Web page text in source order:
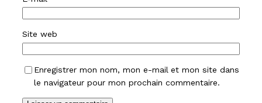
Site web
Enregistrer mon nom, mon e-mail et mon site dans
le navigateur pour mon prochain commentaire.